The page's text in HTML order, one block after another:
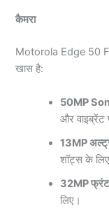
कैमरा
Motorola Edge 50
खास है:
50MP
और वाइब्रेंट
13MP
शॉट्स के
32MP
लिए।